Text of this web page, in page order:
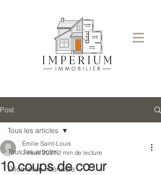
Post
Tous les articles
Décoration intérieure
Tous les articles
10 coups de cœur
Émilie Saint-Louis
2 mars 2021 2 min de lecture